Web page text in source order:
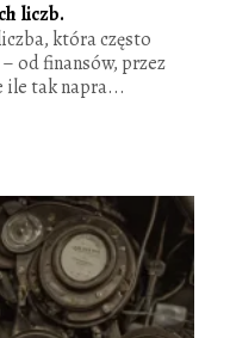
liczb.
która często
od finansów, przez
ile tak napra...